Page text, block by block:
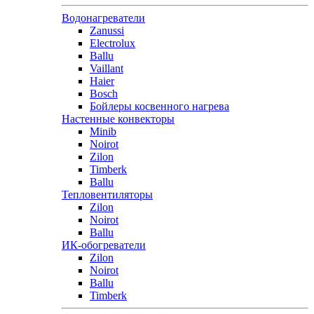
Водонагреватели
Zanussi
Electrolux
Ballu
Vaillant
Haier
Bosch
Бойлеры косвенного нагрева
Настенные конвекторы
Minib
Noirot
Zilon
Timberk
Ballu
Тепловентиляторы
Zilon
Noirot
Ballu
ИК-обогреватели
Zilon
Noirot
Ballu
Timberk